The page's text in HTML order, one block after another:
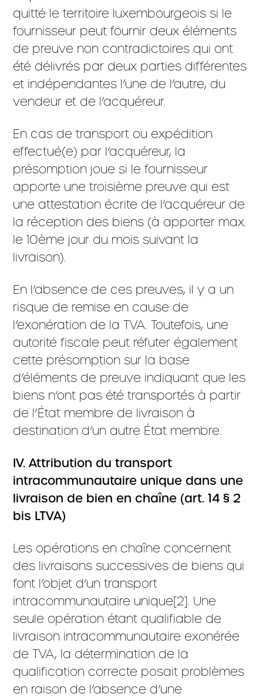
quitté le territoire luxembourgeois si le
fournisseur peut fournir deux éléments
de preuve non contradictoires qui ont
été délivrés par deux parties différentes
et indépendantes l’une de l’autre, du
vendeur et de l’acquéreur.
En cas de transport ou expédition
effectué(e) par l’acquéreur, la
présomption joue si le fournisseur
apporte une troisième preuve qui est
une attestation écrite de l’acquéreur de
la réception des biens (à apporter max.
le 10ème jour du mois suivant la
livraison).
En l’absence de ces preuves, il y a un
risque de remise en cause de
l’exonération de la TVA. Toutefois, une
autorité fiscale peut réfuter également
cette présomption sur la base
d’éléments de preuve indiquant que les
biens n’ont pas été transportés à partir
de l’État membre de livraison à
destination d’un autre État membre.
IV. Attribution du transport
intracommunautaire unique dans une
livraison de bien en chaîne (art. 14 § 2
bis LTVA)
Les opérations en chaîne concernent
des livraisons successives de biens qui
font l’objet d’un transport
intracommunautaire unique[2]. Une
seule opération étant qualifiable de
livraison intracommunautaire exonérée
de TVA, la détermination de la
qualification correcte posait problèmes
en raison de l’absence d’une